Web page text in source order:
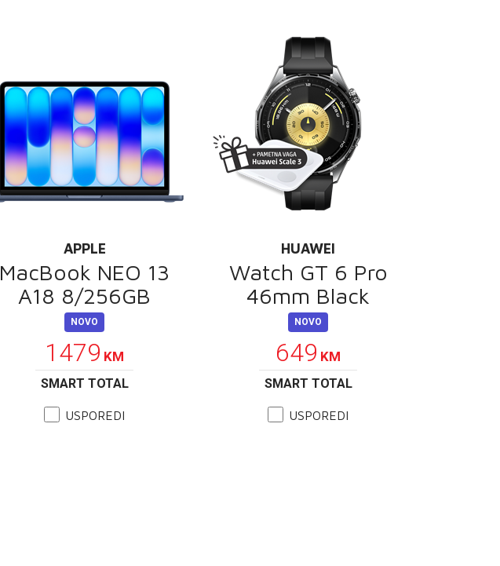
APPLE
MacBook NEO 13
A18 8/256GB
NOVO
1479 KM
SMART TOTAL
USPOREDI
HUAWEI
Watch GT 6 Pro
46mm Black
NOVO
649 KM
SMART TOTAL
USPOREDI